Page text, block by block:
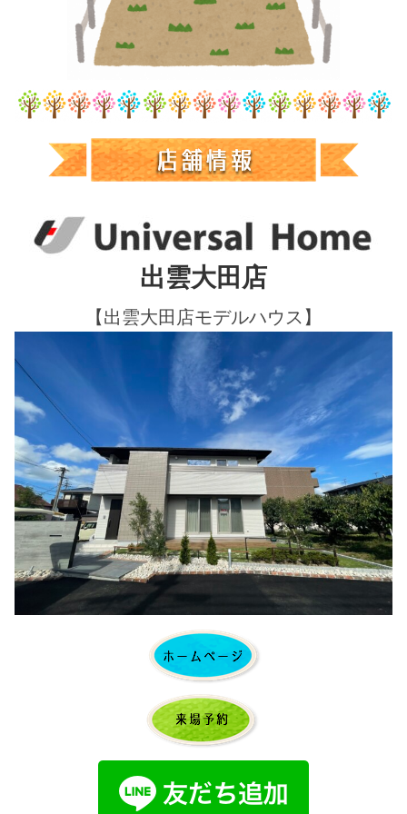
出雲大田店
【出雲大田店モデルハウス】